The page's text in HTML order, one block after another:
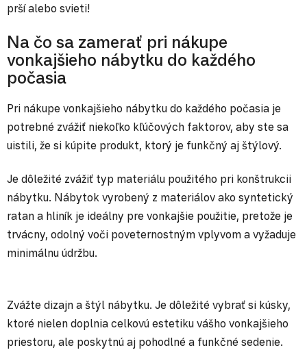
prší alebo svieti!
Na čo sa zamerať pri nákupe
vonkajšieho nábytku do každého
počasia
Pri nákupe vonkajšieho nábytku do každého počasia je
potrebné zvážiť niekoľko kľúčových faktorov, aby ste sa
uistili, že si kúpite produkt, ktorý je funkčný aj štýlový.
Je dôležité zvážiť typ materiálu použitého pri konštrukcii
nábytku. Nábytok vyrobený z materiálov ako syntetický
ratan a hliník je ideálny pre vonkajšie použitie, pretože je
trvácny, odolný voči poveternostným vplyvom a vyžaduje
minimálnu údržbu.
Zvážte dizajn a štýl nábytku. Je dôležité vybrať si kúsky,
ktoré nielen doplnia celkovú estetiku vášho vonkajšieho
priestoru, ale poskytnú aj pohodlné a funkčné sedenie.